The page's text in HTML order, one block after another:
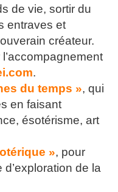
de vie, sortir du
entraves et
créateur.
.
du temps », qui
en faisant
ésotérisme, art
», pour
de la